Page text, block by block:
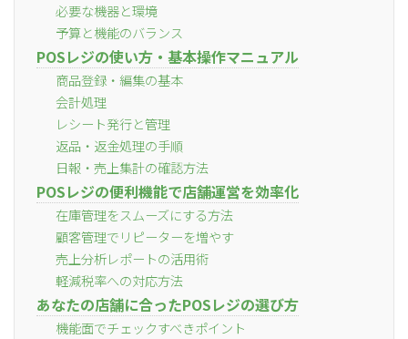
必要な機器と環境
予算と機能のバランス
POSレジの使い方・基本操作マニュアル
商品登録・編集の基本
会計処理
レシート発行と管理
返品・返金処理の手順
日報・売上集計の確認方法
POSレジの便利機能で店舗運営を効率化
在庫管理をスムーズにする方法
顧客管理でリピーターを増やす
売上分析レポートの活用術
軽減税率への対応方法
あなたの店舗に合ったPOSレジの選び方
機能面でチェックすべきポイント